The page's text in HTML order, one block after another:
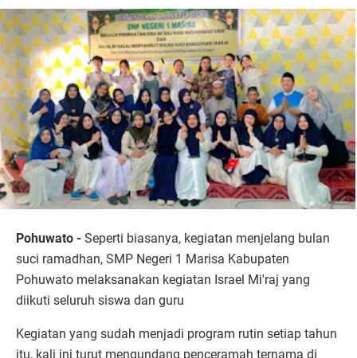
Pohuwato - Seperti biasanya, kegiatan menjelang bulan
suci ramadhan, SMP Negeri 1 Marisa Kabupaten
Pohuwato melaksanakan kegiatan Israel Mi'raj yang
diikuti seluruh siswa dan guru
Kegiatan yang sudah menjadi program rutin setiap tahun
itu, kali ini turut mengundang penceramah ternama di